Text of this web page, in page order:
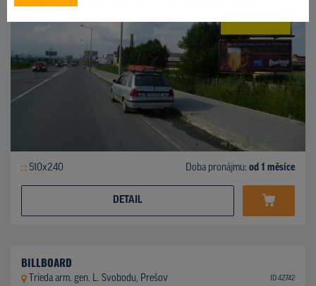
510x240 Doba pronájmu: od 1 měsíce
DETAIL
BILLBOARD
Trieda arm. gen. L. Svobodu, Prešov ID 42742